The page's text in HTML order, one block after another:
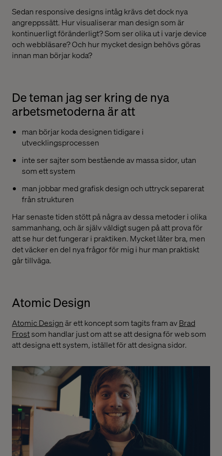
Sedan responsive designs intåg krävs det dock nya
angreppssätt. Hur visualiserar man design som är
kontinuerligt föränderligt? Som ser olika ut i varje device
och webbläsare? Och hur mycket design behövs göras
innan man börjar koda?
De teman jag ser kring de nya
arbetsmetoderna är att
man börjar koda designen tidigare i
utvecklingsprocessen
inte ser sajter som bestående av massa sidor, utan
som ett system
man jobbar med grafisk design och uttryck separerat
från strukturen
Har senaste tiden stött på några av dessa metoder i olika
sammanhang, och är själv väldigt sugen på att prova för
att se hur det fungerar i praktiken. Mycket låter bra, men
det väcker en del nya frågor för mig i hur man praktiskt
går tillväga.
Atomic Design
Atomic Designär ett koncept som tagits fram avBrad
Frostsom handlar just om att se att designa för web som
att designa ett system, istället för att designa sidor.